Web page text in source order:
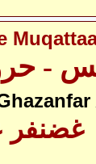
-